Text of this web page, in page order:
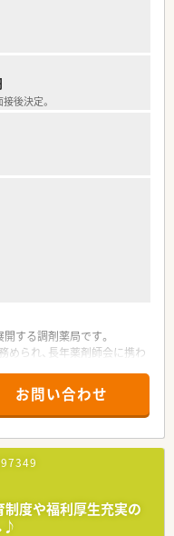
を入れている『さくら薬局グ
高年収でありながらワー
います。
であるため、長期の休暇で
。
経験の浅い方から高齢の方
おり、会社全体で薬剤師と
がございます。
風です。
後決定。
する調剤薬局です。
られ、長年薬剤師会に携わ
て勤務をされております。
もアットホームな雰囲気で
方、今後を担っていただけ
トも充実をさせることがで
の増員としての募集とな
お問い合わせ
度や福利厚生充実の
♪